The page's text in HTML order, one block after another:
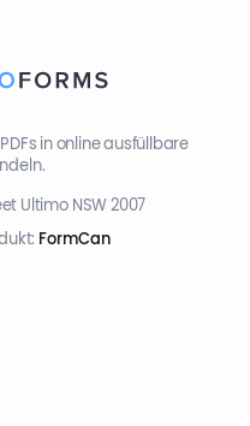
in online ausfüllbare
Ultimo NSW 2007
FormCan